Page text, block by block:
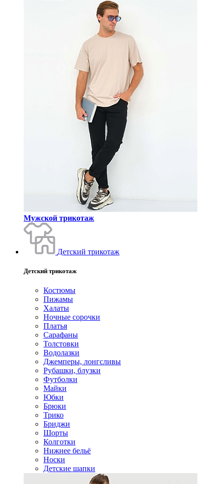
Мужской трикотаж
Детский трикотаж
Детский трикотаж
Костюмы
Пижамы
Халаты
Ночные сорочки
Платья
Сарафаны
Толстовки
Водолазки
Джемперы, лонгсливы
Рубашки, блузки
Футболки
Майки
Юбки
Брюки
Трико
Бриджи
Шорты
Колготки
Нижнее бельё
Носки
Детские шапки